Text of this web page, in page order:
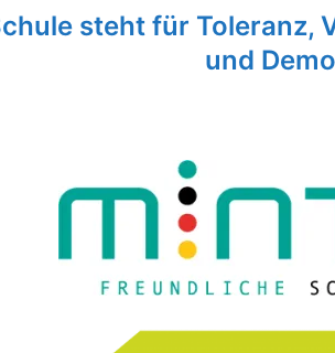
steht für Toleranz,
und